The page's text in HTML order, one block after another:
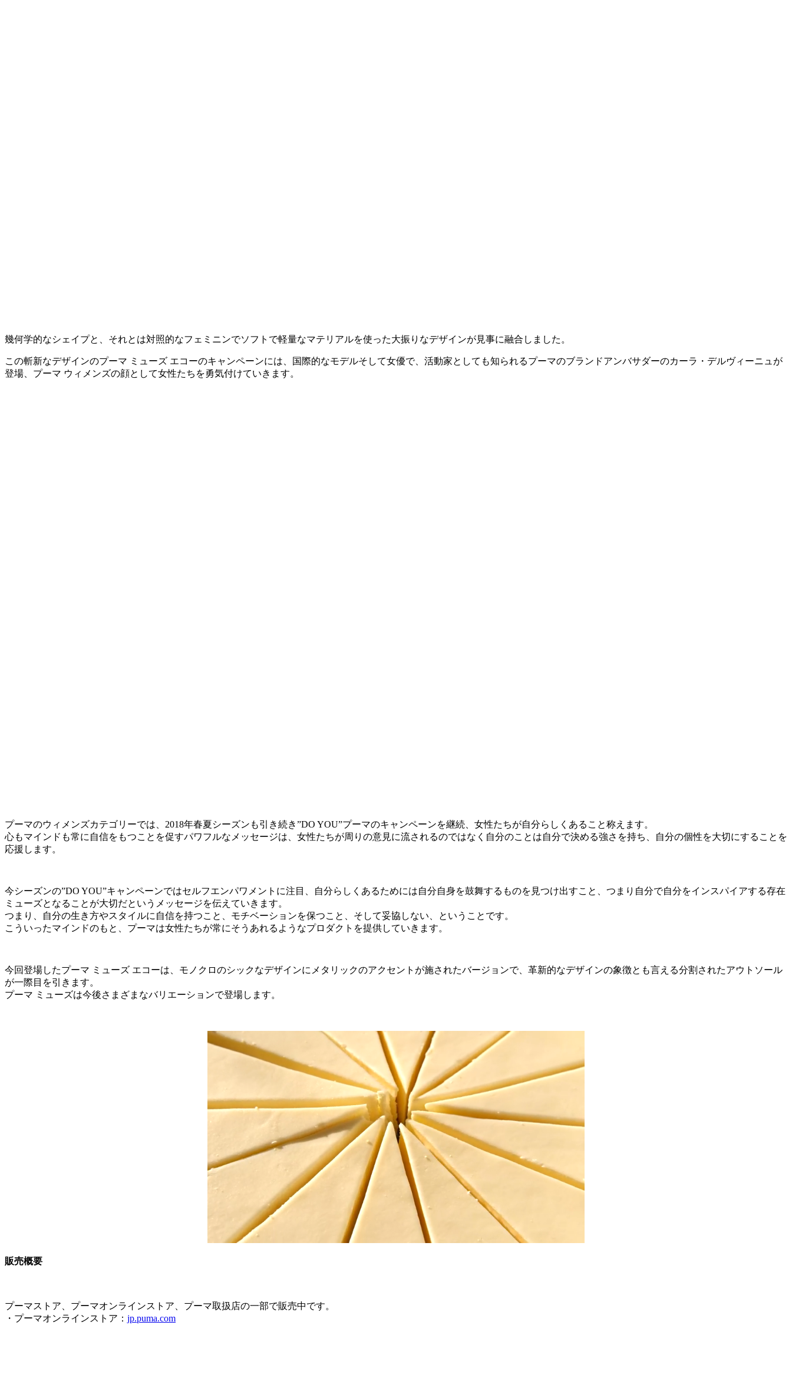
幾何学的なシェイプと、それとは対照的なフェミニンでソフトで軽量なマテリアルを使った大振りなデザインが見事に融合しました。
この斬新なデザインのプーマ ミューズ エコーのキャンペーンには、国際的なモデルそして女優で、活動家としても知られるプーマのブランドアンバサダーのカーラ・デルヴィーニュが
登場、プーマ ウィメンズの顔として女性たちを勇気付けていきます。
プーマのウィメンズカテゴリーでは、2018年春夏シーズンも引き続き”DO YOU”プーマのキャンペーンを継続、女性たちが自分らしくあること称えます。
心もマインドも常に自信をもつことを促すパワフルなメッセージは、女性たちが周りの意見に流されるのではなく自分のことは自分で決める強さを持ち、自分の個性を大切にすることを
応援します。
今シーズンの”DO YOU”キャンペーンではセルフエンパワメントに注目、自分らしくあるためには自分自身を鼓舞するものを見つけ出すこと、つまり自分で自分をインスパイアする存在
ミューズとなることが大切だというメッセージを伝えていきます。
つまり、自分の生き方やスタイルに自信を持つこと、モチベーションを保つこと、そして妥協しない、ということです。
こういったマインドのもと、プーマは女性たちが常にそうあれるようなプロダクトを提供していきます。
今回登場したプーマ ミューズ エコーは、モノクロのシックなデザインにメタリックのアクセントが施されたバージョンで、革新的なデザインの象徴とも言える分割されたアウトソール
が一際目を引きます。
プーマ ミューズは今後さまざまなバリエーションで登場します。
販売概要
プーマストア、プーマオンラインストア、プーマ取扱店の一部で販売中です。
・プーマオンラインストア： jp.puma.com